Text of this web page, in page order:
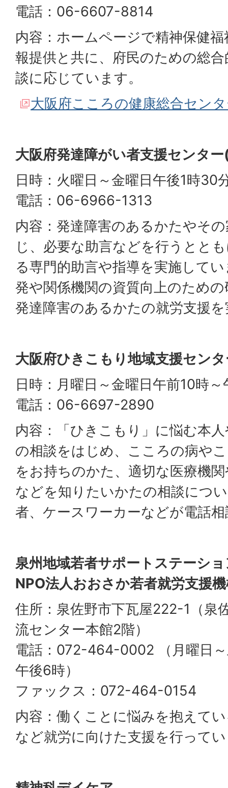
電話：06-6607-8814
内容：ホームページで精神保健
報提供と共に、府民のための総
談に応じています。
大阪府こころの健康総合セン
大阪府発達障がい者支援センタ
日時：火曜日～金曜日午後1時30
電話：06-6966-1313
内容：発達障害のあるかたやそ
じ、必要な助言などを行うとと
る専門的助言や指導を実施して
発や関係機関の資質向上のため
発達障害のあるかたの就労支援
大阪府ひきこもり地域支援セン
日時：月曜日～金曜日午前10時
電話：06-6697-2890
内容：「ひきこもり」に悩む本
の相談をはじめ、こころの病や
をお持ちのかた、適切な医療機
などを知りたいかたの相談につ
者、ケースワーカーなどが電話
泉州地域若者サポートステーシ
NPO法人おおさか若者就労支援
住所：泉佐野市下瓦屋222-1（泉
流センター本館2階）
電話：072-464-0002 （月曜日
午後6時）
ファックス：072-464-0154
内容：働くことに悩みを抱えて
など就労に向けた支援を行って